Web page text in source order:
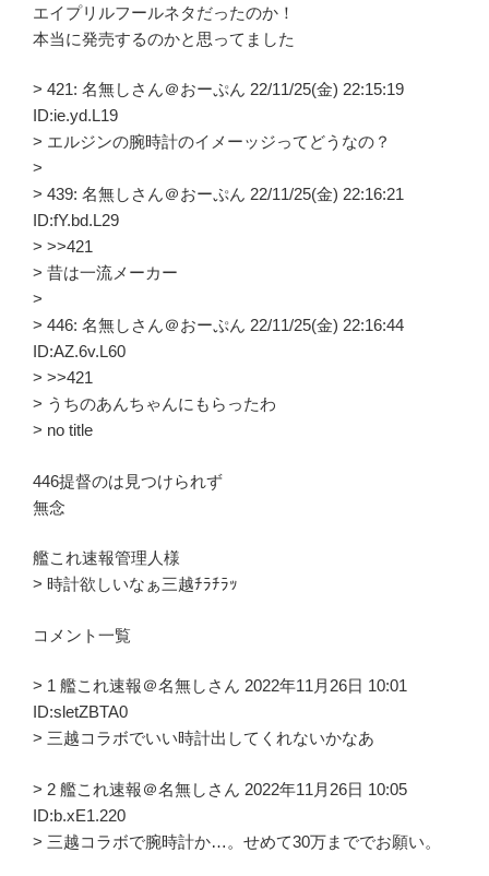
エイプリルフールネタだったのか！
本当に発売するのかと思ってました
> 421: 名無しさん＠おーぷん 22/11/25(金) 22:15:19
ID:ie.yd.L19
> エルジンの腕時計のイメーッジってどうなの？
>
> 439: 名無しさん＠おーぷん 22/11/25(金) 22:16:21
ID:fY.bd.L29
> >>421
> 昔は一流メーカー
>
> 446: 名無しさん＠おーぷん 22/11/25(金) 22:16:44
ID:AZ.6v.L60
> >>421
> うちのあんちゃんにもらったわ
> no title
446提督のは見つけられず
無念
艦これ速報管理人様
> 時計欲しいなぁ三越ﾁﾗﾁﾗｯ
コメント一覧
> 1 艦これ速報＠名無しさん 2022年11月26日 10:01
ID:sletZBTA0
> 三越コラボでいい時計出してくれないかなあ
> 2 艦これ速報＠名無しさん 2022年11月26日 10:05
ID:b.xE1.220
> 三越コラボで腕時計か…。せめて30万まででお願い。